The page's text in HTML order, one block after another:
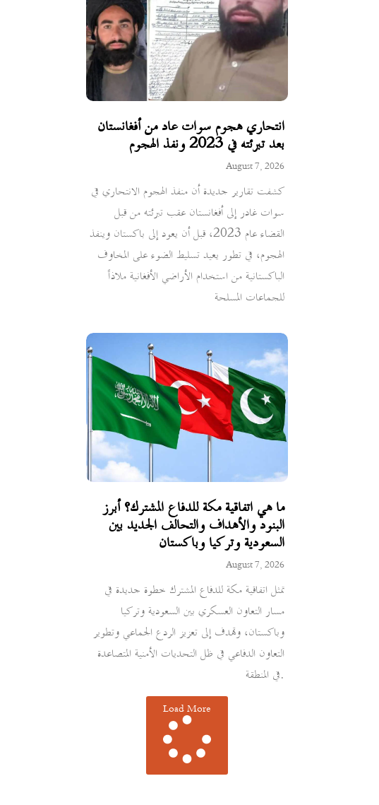
انتحاري هجوم سوات عاد من أفغانستان
بعد تبرئته في 2023 ونفذ الهجوم
August 7, 2026
كشفت تقارير جديدة أن منفذ الهجوم الانتحاري في
سوات غادر إلى أفغانستان عقب تبرئته من قبل
القضاء عام 2023، قبل أن يعود إلى باكستان وينفذ
الهجوم، في تطور يعيد تسليط الضوء على المخاوف
الباكستانية من استخدام الأراضي الأفغانية ملاذاً
للجماعات المسلحة
ما هي اتفاقية مكة للدفاع المشترك؟ أبرز
البنود والأهداف والتحالف الجديد بين
السعودية وتركيا وباكستان
August 7, 2026
تمثل اتفاقية مكة للدفاع المشترك خطوة جديدة في
مسار التعاون العسكري بين السعودية وتركيا
وباكستان، وتهدف إلى تعزيز الردع الجماعي وتطوير
التعاون الدفاعي في ظل التحديات الأمنية المتصاعدة
في المنطقة.
Load More